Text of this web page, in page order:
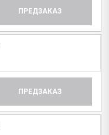
ПРЕДЗАКАЗ
ПРЕДЗАКАЗ